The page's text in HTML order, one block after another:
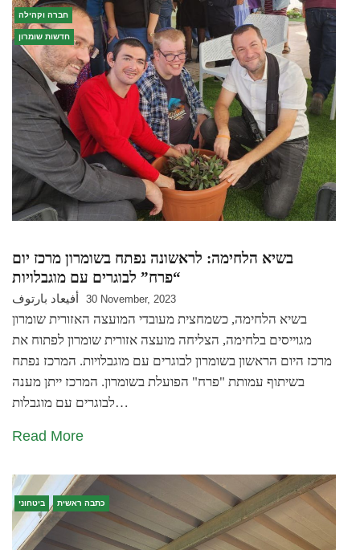
חברה וקהילה
חדשות שומרון
בשיא הלחימה: לראשונה נפתח בשומרון מרכז יום
“פרח” לבוגרים עם מוגבלויות
أفيعاد بارتوف 30 November, 2023
בשיא הלחימה, כשמחצית מעובדי המועצה האזורית שומרון
מגוייסים בלחימה, הצליחה מועצה אזורית שומרון לפתוח את
מרכז היום הראשון בשומרון לבוגרים עם מוגבלויות. המרכז נפתח
בשיתוף עמותת "פרח" הפועלת בשומרון. המרכז ייתן מענה
לבוגרים עם מוגבלות…
Read More
ביטחוני כתבה ראשית